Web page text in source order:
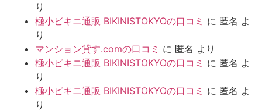
り
極小ビキニ通販 BIKINISTOKYOの口コミ に 匿名 よ
り
マンション貸す.comの口コミ に 匿名 より
極小ビキニ通販 BIKINISTOKYOの口コミ に 匿名 よ
り
極小ビキニ通販 BIKINISTOKYOの口コミ に 匿名 よ
り